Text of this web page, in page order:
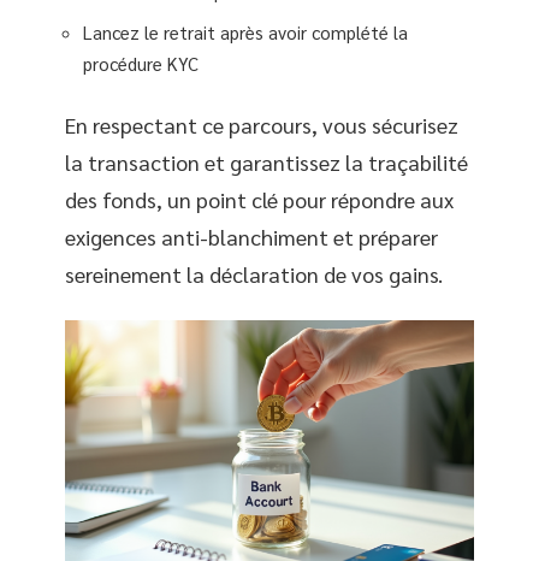
Lancez le retrait après avoir complété la
procédure KYC
En respectant ce parcours, vous sécurisez
la transaction et garantissez la traçabilité
des fonds, un point clé pour répondre aux
exigences anti-blanchiment et préparer
sereinement la déclaration de vos gains.